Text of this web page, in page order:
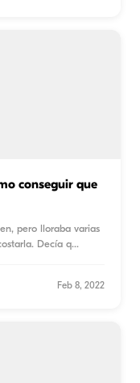
conseguir que
pero lloraba varias
Decía q...
Feb 8, 2022